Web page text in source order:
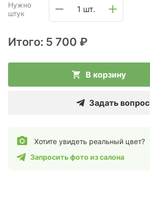
Нужно
штук
1 шт.
Итого: 5 700 ₽
В корзину
Задать вопрос
Хотите увидеть реальный цвет?
Запросить фото из салона